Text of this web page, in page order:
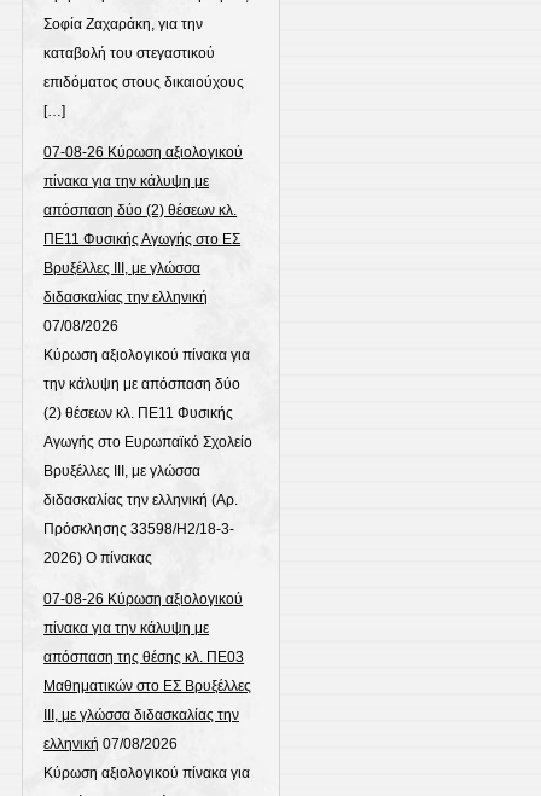
Σοφία Ζαχαράκη, για την
καταβολή του στεγαστικού
επιδόματος στους δικαιούχους
[…]
07-08-26 Κύρωση αξιολογικού
πίνακα για την κάλυψη με
απόσπαση δύο (2) θέσεων κλ.
ΠΕ11 Φυσικής Αγωγής στο ΕΣ
Βρυξέλλες ΙΙΙ, με γλώσσα
διδασκαλίας την ελληνική
07/08/2026
Κύρωση αξιολογικού πίνακα για
την κάλυψη με απόσπαση δύο
(2) θέσεων κλ. ΠΕ11 Φυσικής
Αγωγής στο Ευρωπαϊκό Σχολείο
Βρυξέλλες ΙΙΙ, με γλώσσα
διδασκαλίας την ελληνική (Αρ.
Πρόσκλησης 33598/Η2/18-3-
2026) Ο πίνακας
07-08-26 Κύρωση αξιολογικού
πίνακα για την κάλυψη με
απόσπαση της θέσης κλ. ΠΕ03
Μαθηματικών στο ΕΣ Βρυξέλλες
ΙΙΙ, με γλώσσα διδασκαλίας την
ελληνική 07/08/2026
Κύρωση αξιολογικού πίνακα για